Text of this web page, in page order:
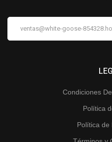
Condiciones
Política
Política de